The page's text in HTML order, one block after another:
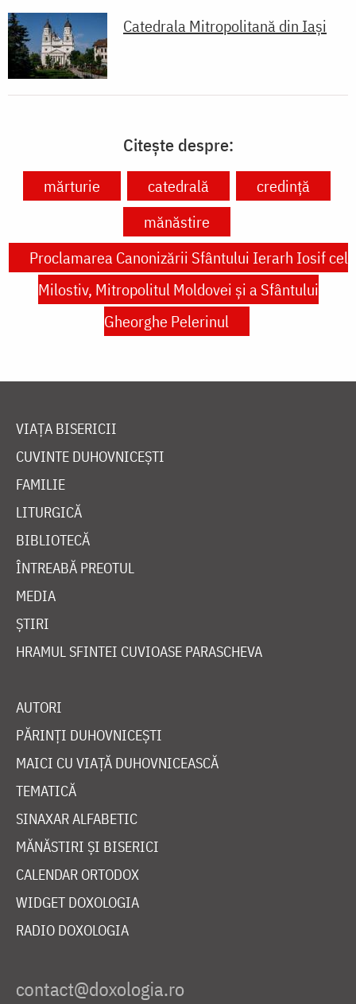
Catedrala Mitropolitană din Iaşi
Citește despre:
mărturie catedrală
credință
mănăstire
Proclamarea Canonizării Sfântului Ierarh Iosif cel
Milostiv, Mitropolitul Moldovei și a Sfântului
Gheorghe Pelerinul
VIAȚA BISERICII
CUVINTE DUHOVNICEȘTI
FAMILIE
LITURGICĂ
BIBLIOTECĂ
ÎNTREABĂ PREOTUL
MEDIA
ȘTIRI
HRAMUL SFINTEI CUVIOASE PARASCHEVA
AUTORI
PĂRINȚI DUHOVNICEȘTI
MAICI CU VIAȚĂ DUHOVNICEASCĂ
TEMATICĂ
SINAXAR ALFABETIC
MĂNĂSTIRI ȘI BISERICI
CALENDAR ORTODOX
WIDGET DOXOLOGIA
RADIO DOXOLOGIA